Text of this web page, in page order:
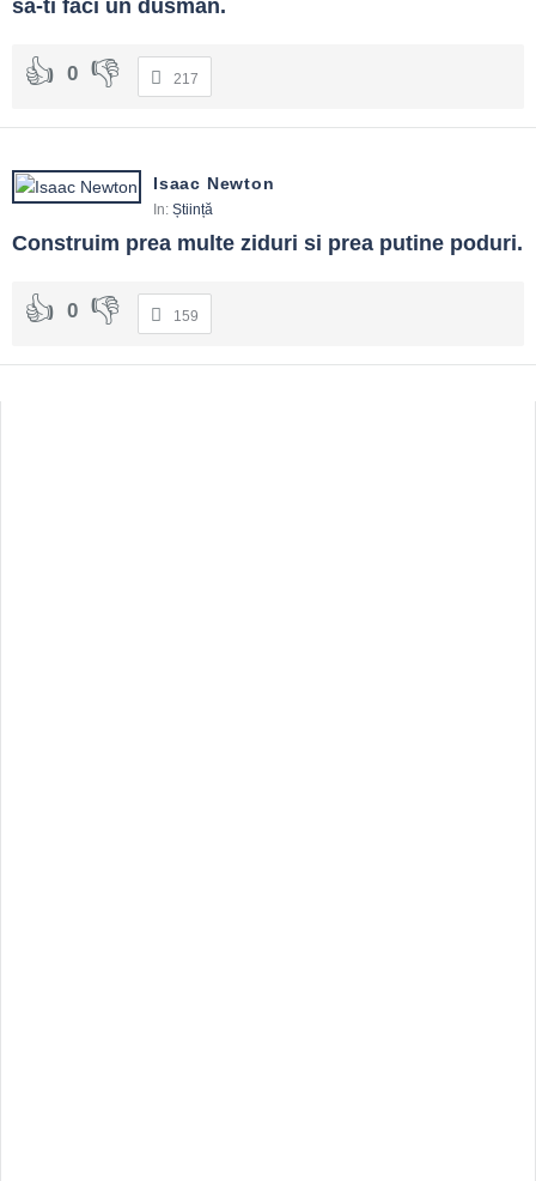
sa-ti faci un dusman.
0 217
Isaac Newton
In: Știință
Construim prea multe ziduri si prea putine poduri.
0 159